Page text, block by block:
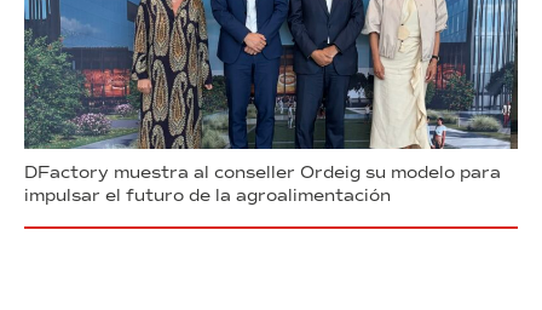
DFactory muestra al conseller Ordeig su modelo para
impulsar el futuro de la agroalimentación